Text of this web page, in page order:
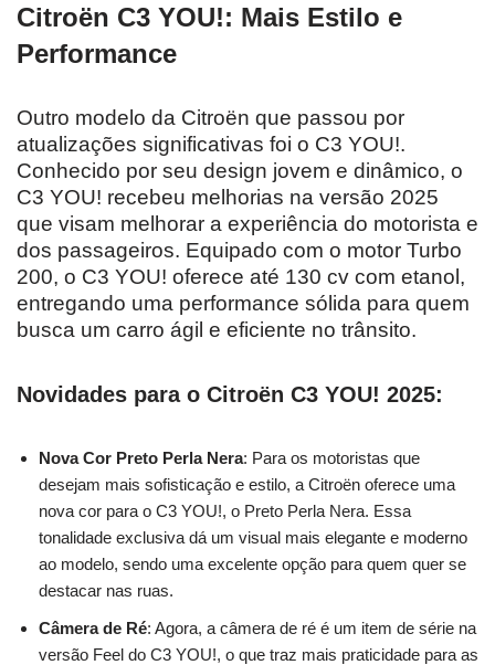
Citroën C3 YOU!: Mais Estilo e
Performance
Outro modelo da Citroën que passou por
atualizações significativas foi o C3 YOU!.
Conhecido por seu design jovem e dinâmico, o
C3 YOU! recebeu melhorias na versão 2025
que visam melhorar a experiência do motorista e
dos passageiros. Equipado com o motor Turbo
200, o C3 YOU! oferece até 130 cv com etanol,
entregando uma performance sólida para quem
busca um carro ágil e eficiente no trânsito.
Novidades para o Citroën C3 YOU! 2025:
Nova Cor Preto Perla Nera: Para os motoristas que
desejam mais sofisticação e estilo, a Citroën oferece uma
nova cor para o C3 YOU!, o Preto Perla Nera. Essa
tonalidade exclusiva dá um visual mais elegante e moderno
ao modelo, sendo uma excelente opção para quem quer se
destacar nas ruas.
Câmera de Ré: Agora, a câmera de ré é um item de série na
versão Feel do C3 YOU!, o que traz mais praticidade para as